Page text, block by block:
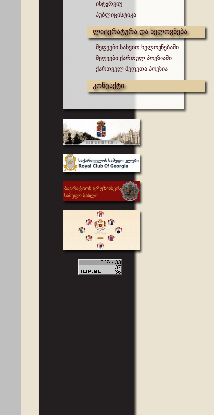
ინტერვიუ
პუბლიცისტიკა
ლიტერატურა და ხელოვნება
მეფეები სახვით ხელოვნებაში
მეფეები ქართულ პოეზიაში
ქართველ მეფეთა პოეზია
კონტაქტი